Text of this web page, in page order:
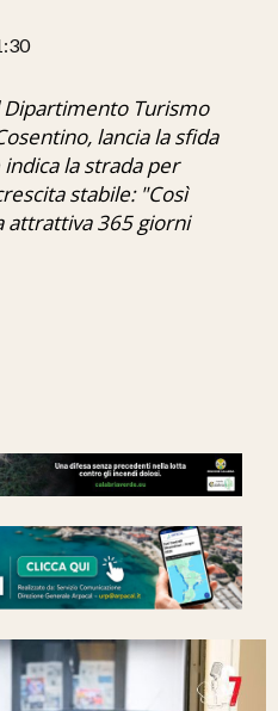
Turismo
lancia la sfida
la strada per
stabile: "Così
attrattiva 365 giorni